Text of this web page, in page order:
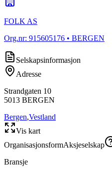
FOLK AS
Org.nr: 915605176 • BERGEN
Selskapsinformasjon
Adresse
Strandgaten 10
5013 BERGEN
Bergen,Vestland
Vis kart
OrganisasjonsformAksjeselskap
Bransje